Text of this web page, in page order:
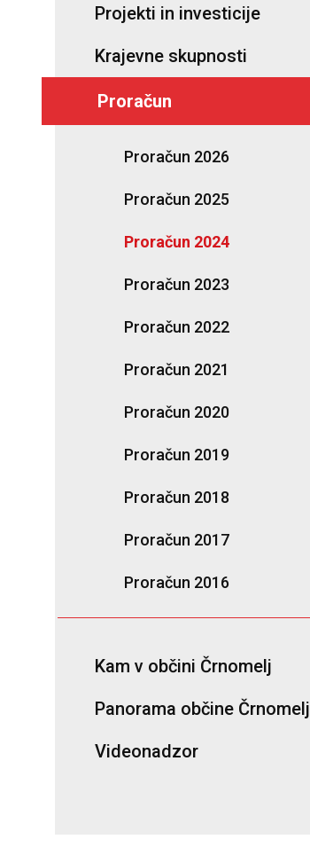
Projekti in investicije
Krajevne skupnosti
Proračun
Proračun 2026
Proračun 2025
Proračun 2024
Proračun 2023
Proračun 2022
Proračun 2021
Proračun 2020
Proračun 2019
Proračun 2018
Proračun 2017
Proračun 2016
Kam v občini Črnomelj
Panorama občine Črnomelj
Videonadzor